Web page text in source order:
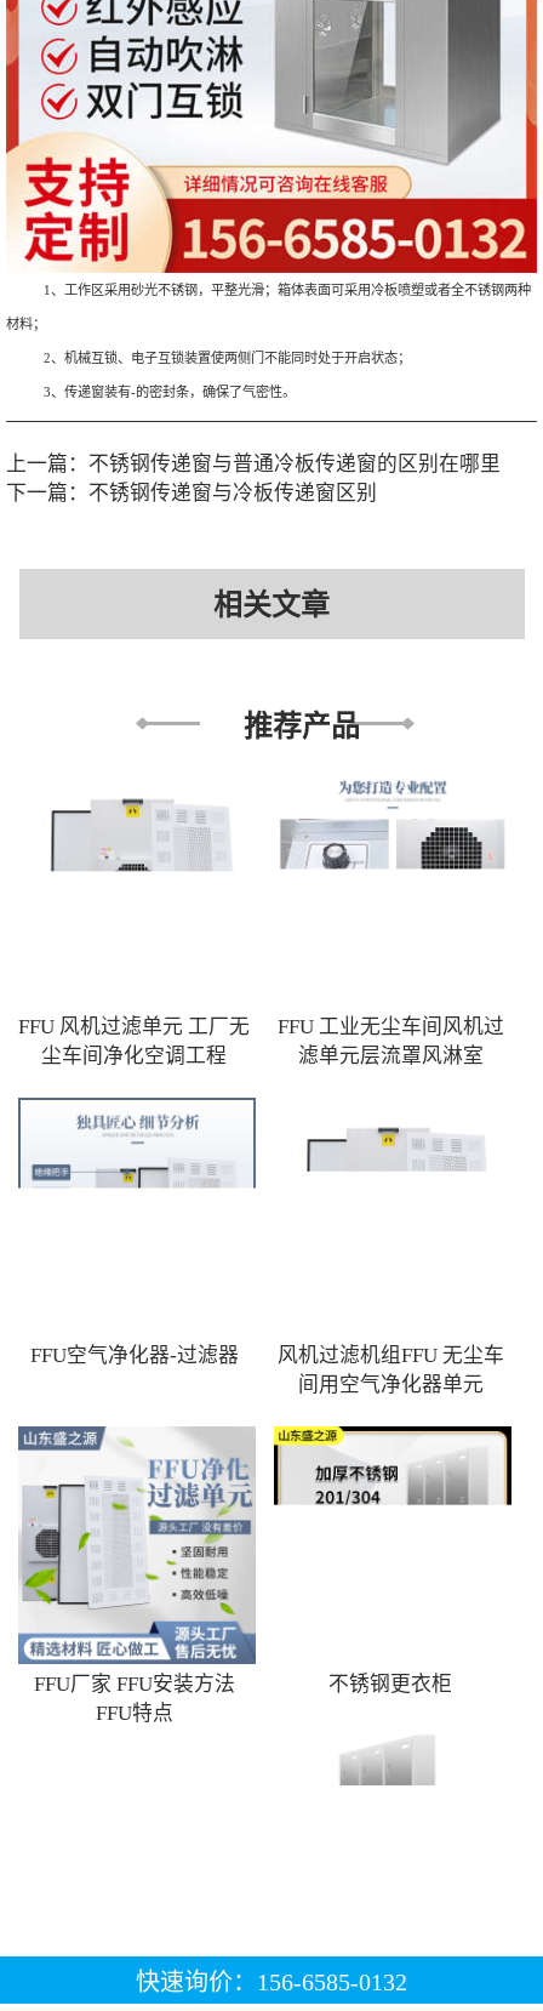
1、工作区采用砂光不锈钢，平整光滑；箱体表面可采用冷板喷塑或者全不锈钢两种
材料；
2、机械互锁、电子互锁装置使两侧门不能同时处于开启状态；
3、传递窗装有-的密封条，确保了气密性。
上一篇： 不锈钢传递窗与普通冷板传递窗的区别在哪里
下一篇： 不锈钢传递窗与冷板传递窗区别
相关文章
推荐产品
FFU 风机过滤单元 工厂无
尘车间净化空调工程
FFU 工业无尘车间风机过
滤单元层流罩风淋室
FFU空气净化器-过滤器
风机过滤机组FFU 无尘车
间用空气净化器单元
FFU厂家 FFU安装方法
FFU特点
不锈钢更衣柜
不锈钢9门斜顶更衣柜
快速询价：156-6585-0132